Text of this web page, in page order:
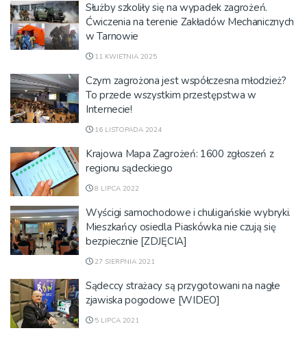
Służby szkoliły się na wypadek zagrożeń.
Ćwiczenia na terenie Zakładów Mechanicznych
w Tarnowie
11 KWIETNIA 2025
Czym zagrożona jest współczesna młodzież?
To przede wszystkim przestępstwa w
Internecie!
16 LISTOPADA 2024
Krajowa Mapa Zagrożeń: 1600 zgłoszeń z
regionu sądeckiego
8 LIPCA 2022
Wyścigi samochodowe i chuligańskie wybryki.
Mieszkańcy osiedla Piaskówka nie czują się
bezpiecznie [ZDJĘCIA]
27 SIERPNIA 2021
Sądeccy strażacy są przygotowani na nagłe
zjawiska pogodowe [WIDEO]
5 LIPCA 2021